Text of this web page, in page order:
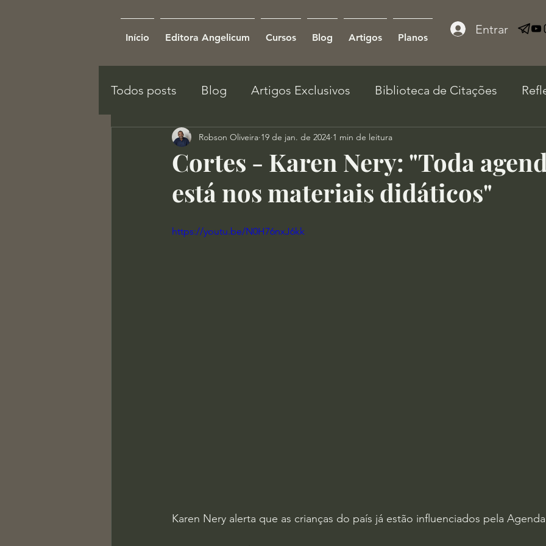
Início Editora Angelicum Cursos Blog Artigos Planos
Entrar
Todos posts Blog Artigos Exclusivos Biblioteca de Citações
Cortes - Karen Nery: "Toda
está nos materiais didáticos"
Robson Oliveira 19 de jan. de 2024 1 min de leitura
https://youtu.be/N0H76nxJ6kk
Karen Nery alerta que as crianças do país já estão influenciados pela Agenda